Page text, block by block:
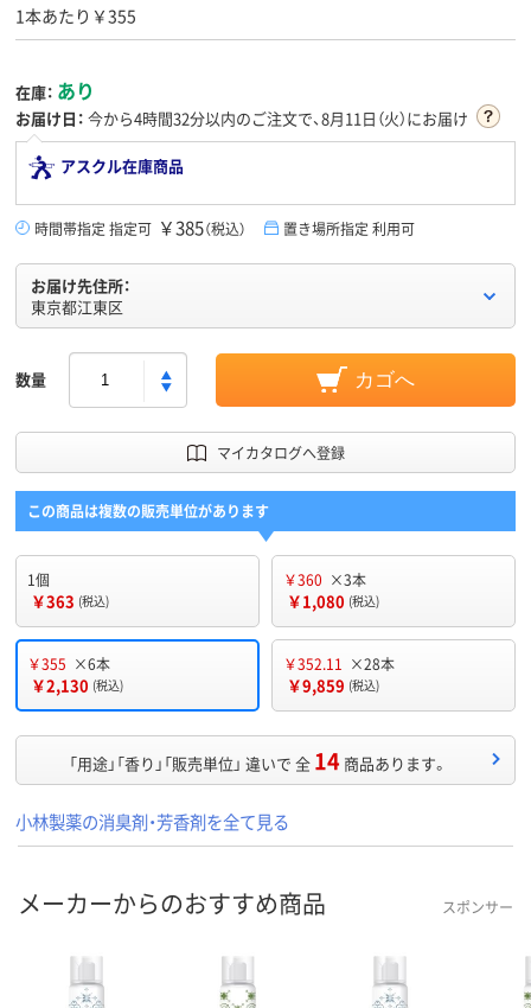
1本あたり￥355
在庫： あり
お届け日： 今から4時間32分以内のご注文で、8月11日（火）にお届け
アスクル在庫商品
時間帯指定 指定可 ￥385（税込） 置き場所指定 利用可
お届け先住所：
東京都江東区
数量 カゴへ
マイカタログへ登録
この商品は複数の販売単位があります
1個
￥363 (税込)
￥360 ×3本
￥1,080 (税込)
￥355 ×6本
￥2,130 (税込)
￥352.11 ×28本
￥9,859 (税込)
「用途」「香り」「販売単位」 違いで 全 14 商品あります。
小林製薬の消臭剤・芳香剤を全て見る
メーカーからのおすすめ商品 スポンサー